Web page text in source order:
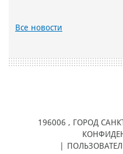
Все новости
196006 , ГОРОД